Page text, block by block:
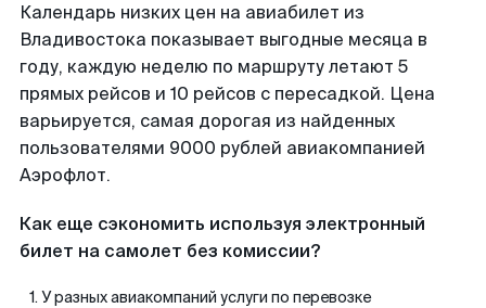
Календарь низких цен на авиабилет из
Владивостока показывает выгодные месяца в
году, каждую неделю по маршруту летают 5
прямых рейсов и 10 рейсов с пересадкой. Цена
варьируется, самая дорогая из найденных
пользователями 9000 рублей авиакомпанией
Аэрофлот.
Как еще сэкономить используя электронный
билет на самолет без комиссии?
У разных авиакомпаний услуги по перевозке